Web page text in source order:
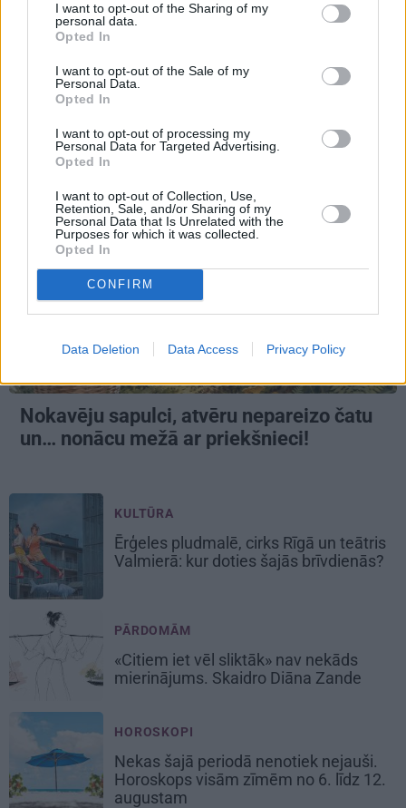
I want to opt-out of the Sharing of my
personal data.
Opted In
I want to opt-out of the Sale of my
Personal Data.
Opted In
I want to opt-out of processing my
Personal Data for Targeted Advertising.
Opted In
I want to opt-out of Collection, Use,
Retention, Sale, and/or Sharing of my
Personal Data that Is Unrelated with the
Purposes for which it was collected.
Opted In
CONFIRM
Data Deletion Data Access Privacy Policy
Ko darīt, ja esi kopā ar
pieauguša vīrieša ķermenī
VASARA
Nokavēju sapulci, atvēru nepareizo čatu
un… nonācu mežā ar priekšnieci!
KULTŪRA
Ērģeles pludmalē, cirks Rīgā un teātris
Valmierā: kur doties šajās brīvdienās?
PĀRDOMĀM
«Citiem iet vēl sliktāk» nav nekāds
mierinājums. Skaidro Diāna Zande
HOROSKOPI
Nekas šajā periodā nenotiek nejauši.
Horoskops visām zīmēm no 6. līdz 12.
augustam